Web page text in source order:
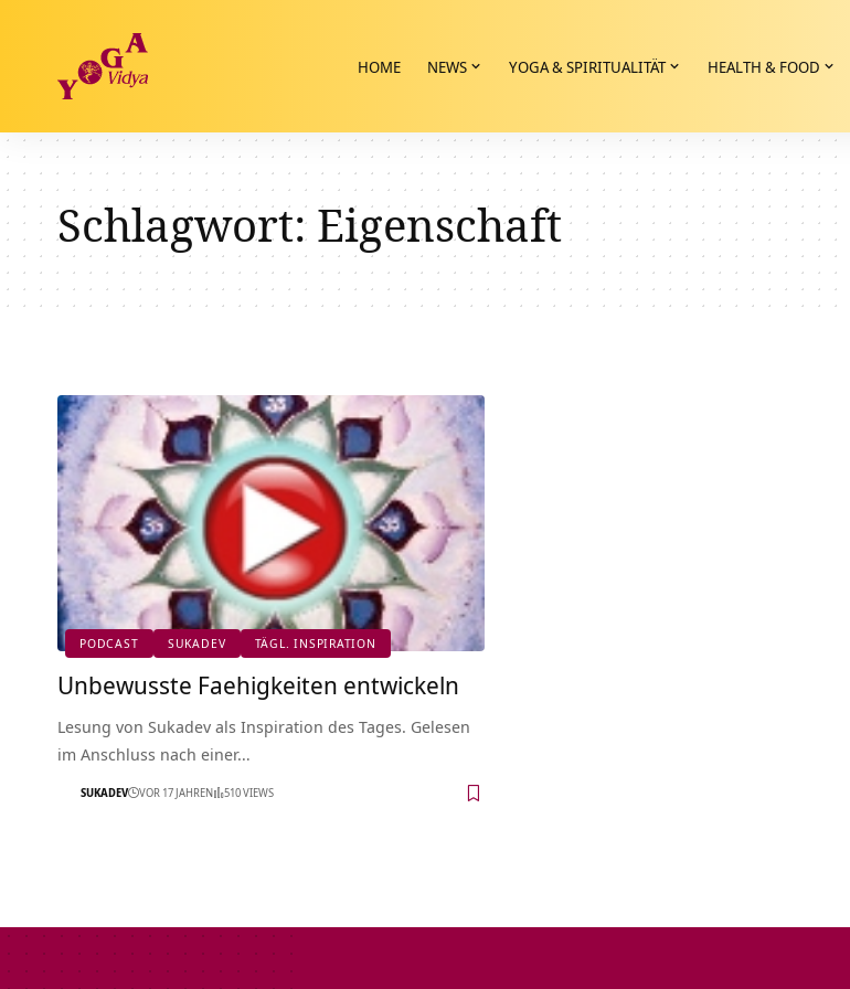
HOME NEWS YOGA & SPIRITUALITÄT HEALTH & FOOD
Schlagwort:Eigenschaft
PODCAST SUKADEV TÄGL. INSPIRATION
Unbewusste Faehigkeiten entwickeln
Lesung von Sukadev als Inspiration des Tages. Gelesen
im Anschluss nach einer…
SUKADEV VOR 17 JAHREN 510 VIEWS